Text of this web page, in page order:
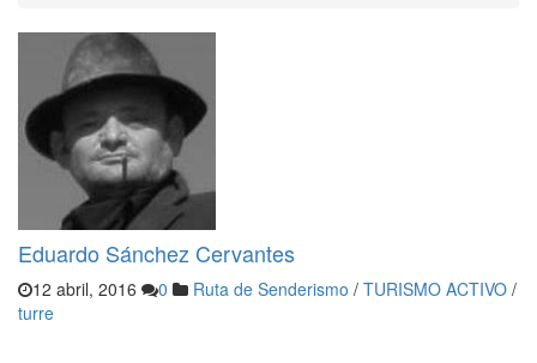
Eduardo Sánchez Cervantes
12 abril, 2016 0 Ruta de Senderismo / TURISMO ACTIVO /
turre